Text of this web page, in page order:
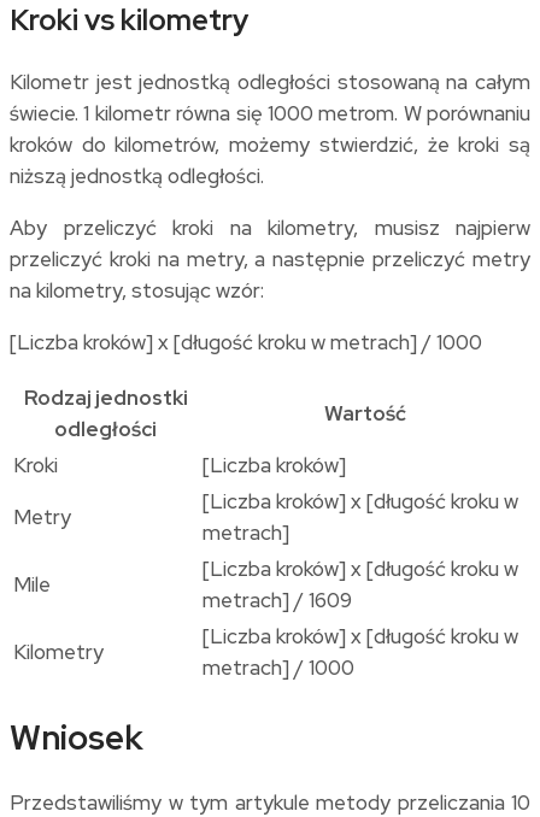
Kroki vs kilometry
Kilometr jest jednostką odległości stosowaną na całym
świecie. 1 kilometr równa się 1000 metrom. W porównaniu
kroków do kilometrów, możemy stwierdzić, że kroki są
niższą jednostką odległości.
Aby przeliczyć kroki na kilometry, musisz najpierw
przeliczyć kroki na metry, a następnie przeliczyć metry
na kilometry, stosując wzór:
[Liczba kroków] x [długość kroku w metrach] / 1000
Rodzaj jednostki
odległości
Wartość
Kroki
[Liczba kroków]
Metry
[Liczba kroków] x [długość kroku w
metrach]
Mile
[Liczba kroków] x [długość kroku w
metrach] / 1609
Kilometry
[Liczba kroków] x [długość kroku w
metrach] / 1000
Wniosek
Przedstawiliśmy w tym artykule metody przeliczania 10